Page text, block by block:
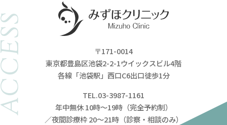
〒171-0014
東京都豊島区池袋2-2-1ウイックスビル4階
各線「池袋駅」西口C6出口徒歩1分
TEL.03-3987-1161
年中無休 10時～19時（完全予約制）
／夜間診療枠 20～21時（診察・相談のみ）